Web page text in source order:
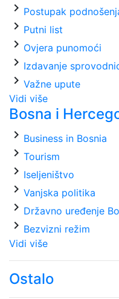
chevron_right Postupak
chevron_right Putni list
chevron_right Ovjera punomoći
chevron_right Izdavanje
chevron_right Važne upute
Vidi više
Bosna i
chevron_right Business in Bosnia
chevron_right Tourism
chevron_right Iseljeništvo
chevron_right Vanjska politika
chevron_right Državno uređenje
chevron_right Bezvizni režim
Vidi više
Ostalo